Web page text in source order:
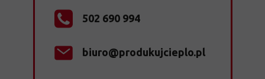
biuro@produkujcieplo.pl
502 690 994